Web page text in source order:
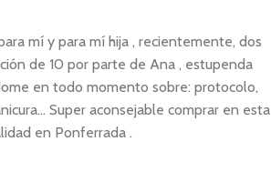
mí y para mí hija , recientemente, dos
de 10 por parte de Ana , estupenda
en todo momento sobre: protocolo,
Super aconsejable comprar en esta
en Ponferrada .